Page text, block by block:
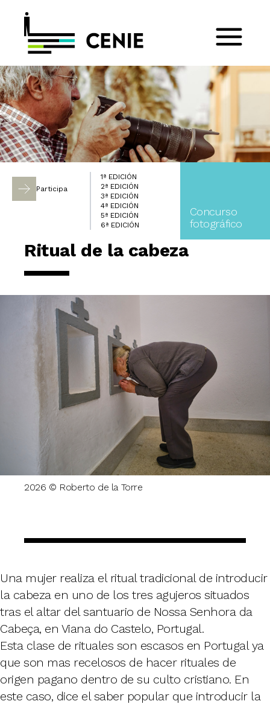
Participa
1ª EDICIÓN
2ª EDICIÓN
3ª EDICIÓN
4ª EDICIÓN
5ª EDICIÓN
6ª EDICIÓN
Concurso
fotográfico
Ritual de la cabeza
2026 © Roberto de la Torre
Una mujer realiza el ritual tradicional de introducir
la cabeza en uno de los tres agujeros situados
tras el altar del santuario de Nossa Senhora da
Cabeça, en Viana do Castelo, Portugal.
Esta clase de rituales son escasos en Portugal ya
que son mas recelosos de hacer rituales de
origen pagano dentro de su culto cristiano. En
este caso, dice el saber popular que introducir la